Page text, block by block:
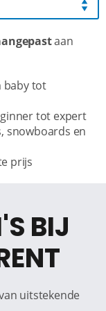
aan
baby tot
tot expert
snowboards en
prijs
BIJ
uitstekende